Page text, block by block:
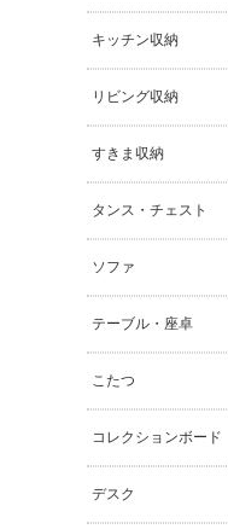
キッチン収納
リビング収納
すきま収納
タンス・チェスト
ソファ
テーブル・座卓
こたつ
コレクションボード
デスク